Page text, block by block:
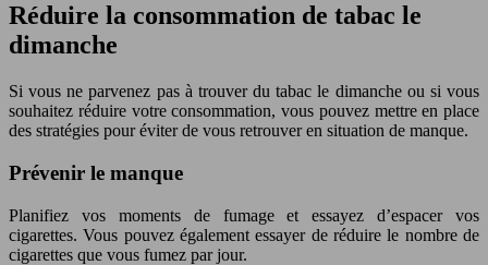
Réduire la consommation de tabac le
dimanche
Si vous ne parvenez pas à trouver du tabac le dimanche ou si vous
souhaitez réduire votre consommation, vous pouvez mettre en place
des stratégies pour éviter de vous retrouver en situation de manque.
Prévenir le manque
Planifiez vos moments de fumage et essayez d’espacer vos
cigarettes. Vous pouvez également essayer de réduire le nombre de
cigarettes que vous fumez par jour.